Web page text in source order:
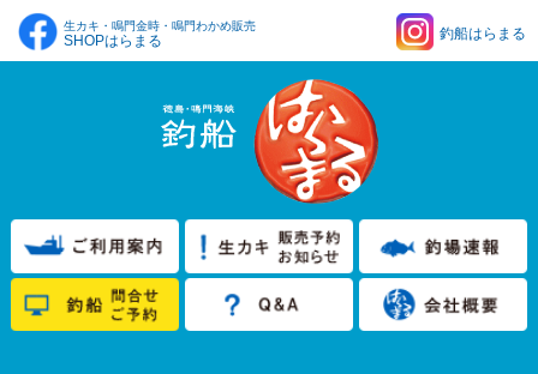
生カキ・鳴門金時・鳴門わかめ販売
SHOPはらまる 釣船はらまる